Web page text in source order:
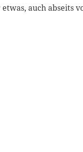
auch abseits